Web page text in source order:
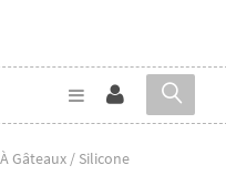
Gâteaux / Silicone